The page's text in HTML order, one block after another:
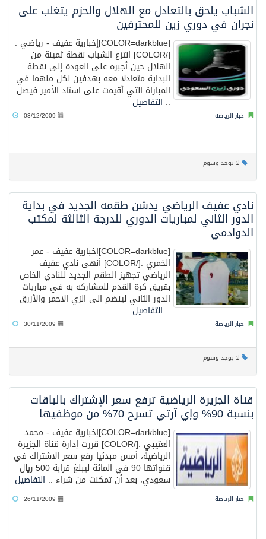
الشباب يلحق بالتعادل مع الهلال والحزم يتغلب على
نجران في دوري زين للمحترفين
[COLOR=darkblue]إخبارية عفيف - رياضي :
[/COLOR] انتزع الشباب نقطة ثمينة من
الهلال حين أجبره على العودة إلى نقطة
البداية متعادلا معه بهدفين لكل منهما في
المباراة التي أقيمت على استاد الأمير فيصل
.. التفاصيل
اخبار الرياضة 03/12/2009
لا يوجد وسوم
نادي عفيف الرياضي يدشن طقمه الجديد في بداية
الدور الثاني لمباريات الدوري للدرجة الثالثة لمكتب
الدوادمي
[COLOR=darkblue]إخبارية عفيف - عمر
الخمري :[/COLOR] أنهى نادي عفيف
الرياضي تجهيز الطقم الجديد للنادي الخاص
بقريق كرة القدم للمشاركه به في مباريات
الدور الثاني لينضم الى الزي الاحمر والأزرق
.. التفاصيل
اخبار الرياضة 30/11/2009
لا يوجد وسوم
قناة الجزيرة الرياضية ترفع سعر الإشتراك بالباقات
بنسبة 90% وإي آرتي تسرح 70% من موظفيها
[COLOR=darkblue]إخبارية عفيف - محمد
العتيبي :[/COLOR] قررت إدارة قناة الجزيرة
الرياضية، أمس مبدئيا رفع سعر الاشتراك في
قنواتها 90 في المائة ليبلغ قرابة 500 ريال
سعودي، بعد أن تمكنت من شراء .. التفاصيل
اخبار الرياضة 26/11/2009